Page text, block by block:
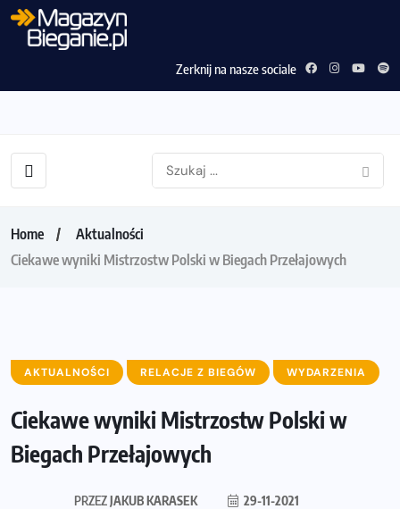
Zerknij na nasze sociale
Home
Aktualności
Ciekawe wyniki Mistrzostw Polski w Biegach Przełajowych
AKTUALNOŚCI RELACJE Z BIEGÓW WYDARZENIA
Ciekawe wyniki Mistrzostw Polski w
Biegach Przełajowych
PRZEZJAKUB KARASEK 29-11-2021